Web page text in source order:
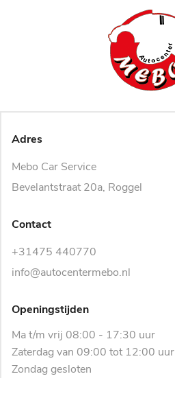
Adres
Mebo Car Service
Bevelantstraat 20a, Roggel
Contact
+31475 440770
info@autocentermebo.nl
Openingstijden
Ma t/m vrij 08:00 - 17:30 uur
Zaterdag van 09:00 tot 12:00 uur
Zondag gesloten